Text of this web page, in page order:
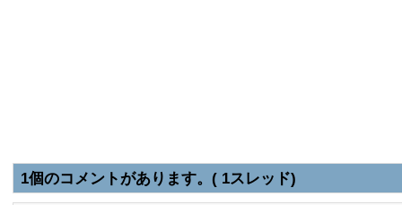
1個のコメントがあります。( 1スレッド)